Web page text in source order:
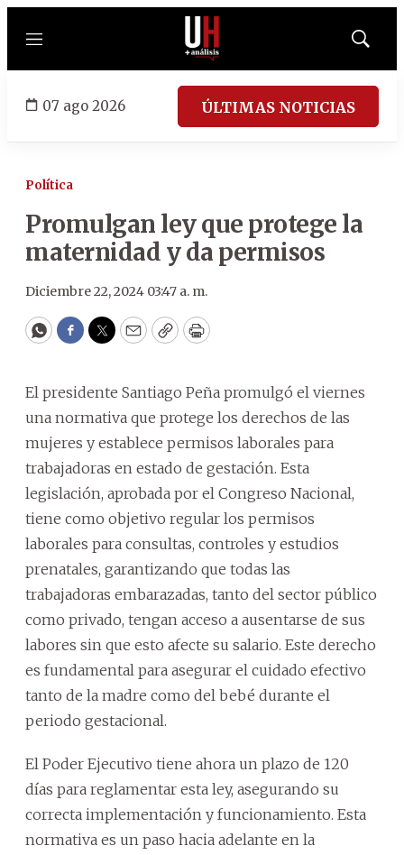
Menú
Mostrar
07 ago 2026 ÚLTIMAS NOTICIAS
Política
Promulgan ley que protege la
maternidad y da permisos
Diciembre 22, 2024 03:47 a. m.
WhatsApp
Facebook
Twitter
EmailCopyPrint
El presidente Santiago Peña promulgó el viernes
una normativa que protege los derechos de las
mujeres y establece permisos laborales para
trabajadoras en estado de gestación. Esta
legislación, aprobada por el Congreso Nacional,
tiene como objetivo regular los permisos
laborales para consultas, controles y estudios
prenatales, garantizando que todas las
trabajadoras embarazadas, tanto del sector público
como privado, tengan acceso a ausentarse de sus
labores sin que esto afecte su salario. Este derecho
es fundamental para asegurar el cuidado efectivo
tanto de la madre como del bebé durante el
periodo gestacional.
El Poder Ejecutivo tiene ahora un plazo de 120
días para reglamentar esta ley, asegurando su
correcta implementación y funcionamiento. Esta
normativa es un paso hacia adelante en la